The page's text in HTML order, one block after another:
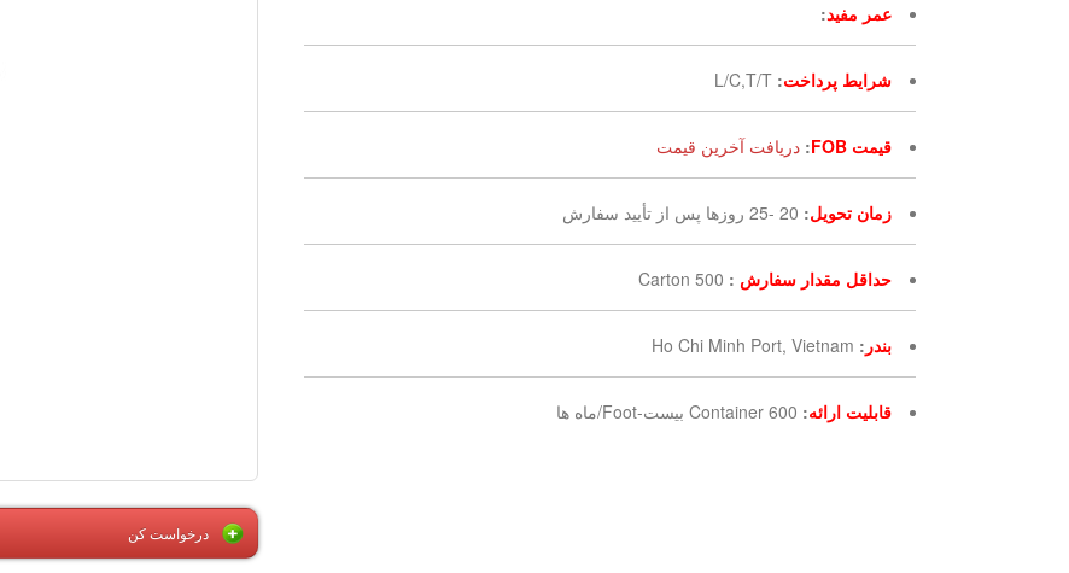
درخواست کن
عمر مفید:
شرایط پرداخت:
L/C,T/T
قیمت FOB : دریافت آخرین قیمت
زمان تحویل: 20 -25 روزها پس از تأیید سفارش
حداقل مقدار سفارش :
500 Carton
بندر :
Ho Chi Minh Port, Vietnam
قابلیت ارائه: 600 Container بیست-Foot/ماه ها